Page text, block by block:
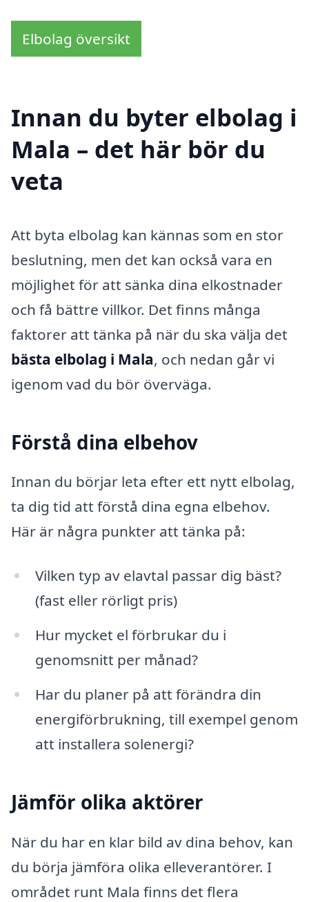
Elbolag översikt
Innan du byter elbolag i
Mala – det här bör du
veta
Att byta elbolag kan kännas som en stor
beslutning, men det kan också vara en
möjlighet för att sänka dina elkostnader
och få bättre villkor. Det finns många
faktorer att tänka på när du ska välja det
bästa elbolag i Mala, och nedan går vi
igenom vad du bör överväga.
Förstå dina elbehov
Innan du börjar leta efter ett nytt elbolag,
ta dig tid att förstå dina egna elbehov.
Här är några punkter att tänka på:
Vilken typ av elavtal passar dig bäst?
(fast eller rörligt pris)
Hur mycket el förbrukar du i
genomsnitt per månad?
Har du planer på att förändra din
energiförbrukning, till exempel genom
att installera solenergi?
Jämför olika aktörer
När du har en klar bild av dina behov, kan
du börja jämföra olika elleverantörer. I
området runt Mala finns det flera